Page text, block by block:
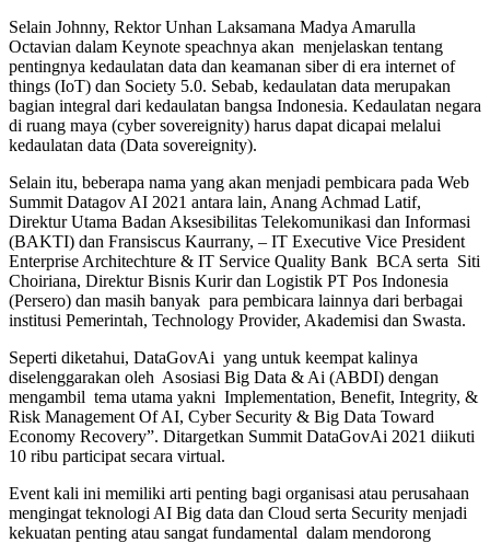
Selain Johnny, Rektor Unhan Laksamana Madya Amarulla
Octavian dalam Keynote speachnya akan menjelaskan tentang
pentingnya kedaulatan data dan keamanan siber di era internet of
things (IoT) dan Society 5.0. Sebab, kedaulatan data merupakan
bagian integral dari kedaulatan bangsa Indonesia. Kedaulatan negara
di ruang maya (cyber sovereignity) harus dapat dicapai melalui
kedaulatan data (Data sovereignity).
Selain itu, beberapa nama yang akan menjadi pembicara pada Web
Summit Datagov AI 2021 antara lain, Anang Achmad Latif,
Direktur Utama Badan Aksesibilitas Telekomunikasi dan Informasi
(BAKTI) dan Fransiscus Kaurrany, – IT Executive Vice President
Enterprise Architechture & IT Service Quality Bank BCA serta Siti
Choiriana, Direktur Bisnis Kurir dan Logistik PT Pos Indonesia
(Persero) dan masih banyak para pembicara lainnya dari berbagai
institusi Pemerintah, Technology Provider, Akademisi dan Swasta.
Seperti diketahui, DataGovAi yang untuk keempat kalinya
diselenggarakan oleh Asosiasi Big Data & Ai (ABDI) dengan
mengambil tema utama yakni Implementation, Benefit, Integrity, &
Risk Management Of AI, Cyber Security & Big Data Toward
Economy Recovery”. Ditargetkan Summit DataGovAi 2021 diikuti
10 ribu participat secara virtual.
Event kali ini memiliki arti penting bagi organisasi atau perusahaan
mengingat teknologi AI Big data dan Cloud serta Security menjadi
kekuatan penting atau sangat fundamental dalam mendorong